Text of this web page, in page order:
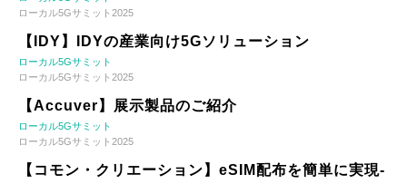
ローカル5Gサミット2025
【IDY】IDYの産業向け5Gソリューション
ローカル5Gサミット
ローカル5Gサミット2025
【Accuver】展示製品のご紹介
ローカル5Gサミット
ローカル5Gサミット2025
【コモン・クリエーション】eSIM配布を簡単に実現-